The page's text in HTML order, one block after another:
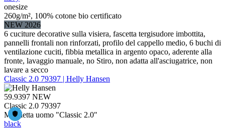
onesize
260g/m², 100% cotone bio certificato
NEW 2026
6 cuciture decorative sulla visiera, fascetta tergisudore imbottita,
pannelli frontali non rinforzati, profilo del cappello medio, 6 buchi di
ventilazione cuciti, fibbia metallica in argento opaco, aderente alla
fronte, lavaggio manuale, no Stiro, non adatta all'asciugatrice, non
lavare a secco
Classic 2.0 79397 | Helly Hansen
59.9397 NEW
Classic 2.0 79397
Maglietta uomo "Classic 2.0"
black